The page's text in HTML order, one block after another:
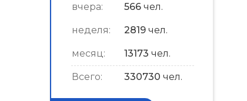
вчера: 566 чел.
неделя: 2819 чел.
месяц: 13173 чел.
Всего: 330730 чел.